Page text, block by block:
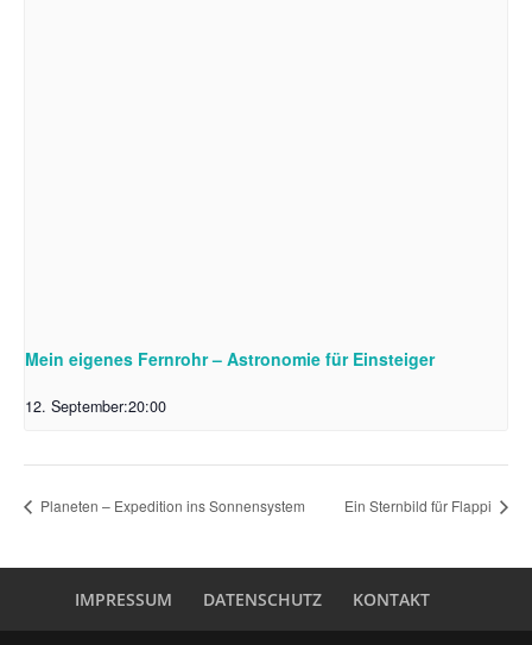
Mein eigenes Fernrohr – Astronomie für Einsteiger
12. September:20:00
Planeten – Expedition ins Sonnensystem Ein Sternbild für Flappi
IMPRESSUM DATENSCHUTZ KONTAKT